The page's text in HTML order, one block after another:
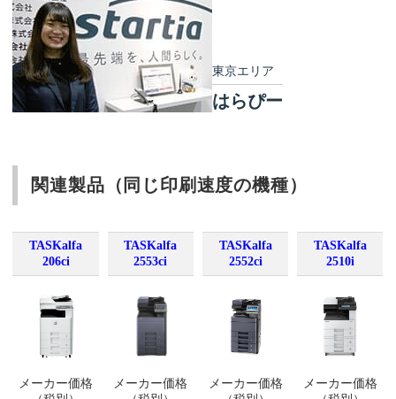
東京エリア
はらぴー
関連製品（同じ印刷速度の機種）
TASKalfa
206ci
メーカー価格
TASKalfa
2553ci
メーカー価格
TASKalfa
2552ci
メーカー価格
TASKalfa
2510i
メーカー価格